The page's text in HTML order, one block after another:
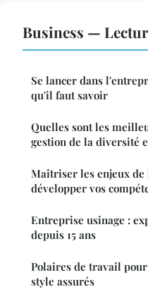
Business —
Se lancer dans
qu'il faut savoir
Quelles sont les
gestion de la diversité
Maîtriser les enjeux
développer vos
Entreprise usinage :
depuis 15 ans
Polaires de travail
style assurés